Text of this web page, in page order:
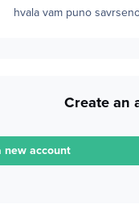
hvala vam puno
Create an
new account